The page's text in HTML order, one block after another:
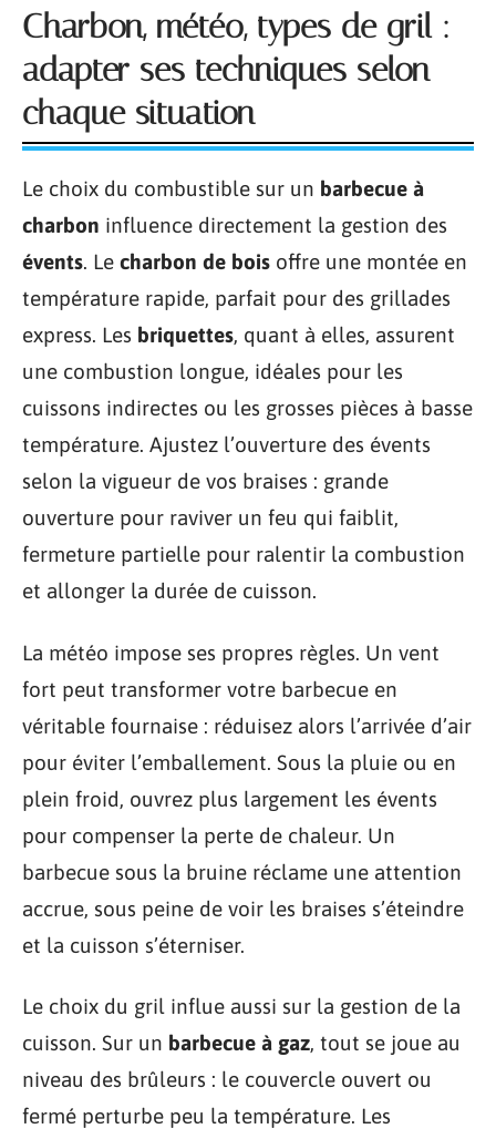
Charbon, météo, types de gril :
adapter ses techniques selon
chaque situation
Le choix du combustible sur un barbecue à
charbon influence directement la gestion des
évents. Le charbon de bois offre une montée en
température rapide, parfait pour des grillades
express. Les briquettes, quant à elles, assurent
une combustion longue, idéales pour les
cuissons indirectes ou les grosses pièces à basse
température. Ajustez l’ouverture des évents
selon la vigueur de vos braises : grande
ouverture pour raviver un feu qui faiblit,
fermeture partielle pour ralentir la combustion
et allonger la durée de cuisson.
La météo impose ses propres règles. Un vent
fort peut transformer votre barbecue en
véritable fournaise : réduisez alors l’arrivée d’air
pour éviter l’emballement. Sous la pluie ou en
plein froid, ouvrez plus largement les évents
pour compenser la perte de chaleur. Un
barbecue sous la bruine réclame une attention
accrue, sous peine de voir les braises s’éteindre
et la cuisson s’éterniser.
Le choix du gril influe aussi sur la gestion de la
cuisson. Sur un barbecue à gaz, tout se joue au
niveau des brûleurs : le couvercle ouvert ou
fermé perturbe peu la température. Les